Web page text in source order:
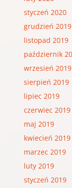
styczeń 2020
grudzień 2019
listopad 2019
październik
wrzesień 2019
sierpień 2019
lipiec 2019
czerwiec 2019
maj 2019
kwiecień 2019
marzec 2019
luty 2019
styczeń 2019